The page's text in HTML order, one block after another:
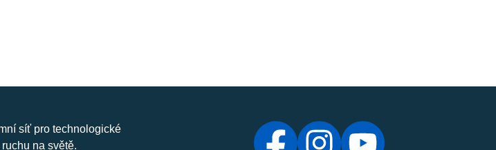
síť pro technologické
na světě.